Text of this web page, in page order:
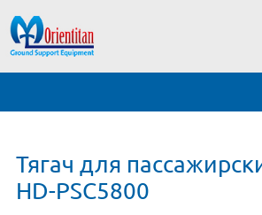
Тягач для
HD-PSC5800